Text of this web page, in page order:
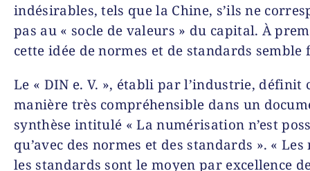
indésirables, tels que la Chine, s’ils ne
pas au « socle de valeurs » du capital. À
cette idée de normes et de standards semble
Le « DIN e. V. », établi par l’industrie, définit
manière très compréhensible dans un
synthèse intitulé « La numérisation n’est
qu’avec des normes et des standards ». «
les standards sont le moyen par excellence